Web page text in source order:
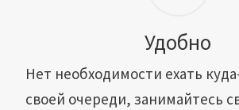
Адреса
Удобно
Нет необходимости ехать
своей очереди, занимайтесь